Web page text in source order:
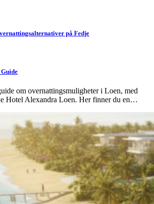
på Fedje
om overnattingsmuligheter i Loen, med
Hotel Alexandra Loen. Her finner du en…